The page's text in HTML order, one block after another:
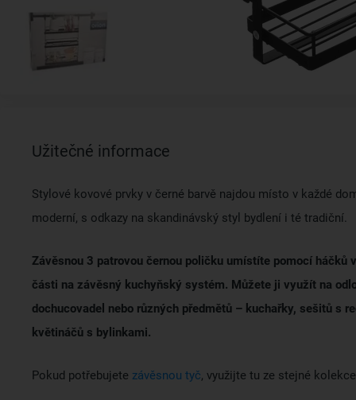
Užitečné informace
Stylové kovové prvky v černé barvě najdou místo v každé
moderní, s odkazy na skandinávský styl bydlení i té tradiční.
Závěsnou 3 patrovou černou poličku umístíte pomocí háčků
části na závěsný kuchyňský systém. Můžete ji využít na
dochucovadel nebo různých předmětů – kuchařky, sešitů s
květináčů s bylinkami.
Pokud potřebujete závěsnou tyč, využijte tu ze stejné